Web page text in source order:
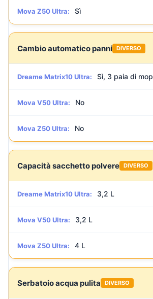
Mova Z50 Ultra: Sì
Cambio automatico panni DIVERSO
Dreame Matrix10 Ultra: Sì, 3 paia di mop
Mova V50 Ultra: No
Mova Z50 Ultra: No
Capacità sacchetto polvere DIVERSO
Dreame Matrix10 Ultra: 3,2 L
Mova V50 Ultra: 3,2 L
Mova Z50 Ultra: 4 L
Serbatoio acqua pulita DIVERSO